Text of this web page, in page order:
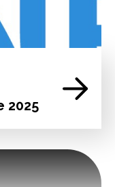
2025